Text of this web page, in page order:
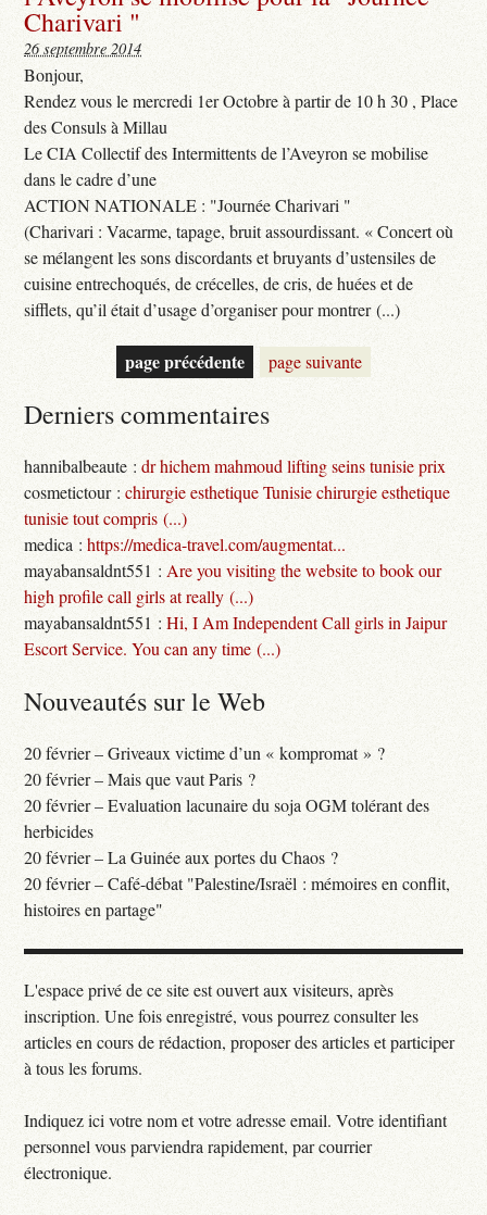
Charivari "
26 septembre 2014
Bonjour,
Rendez vous le mercredi 1er Octobre à partir de 10 h 30 , Place
des Consuls à Millau
Le CIA Collectif des Intermittents de l’Aveyron se mobilise
dans le cadre d’une
ACTION NATIONALE : "Journée Charivari "
(Charivari : Vacarme, tapage, bruit assourdissant. « Concert où
se mélangent les sons discordants et bruyants d’ustensiles de
cuisine entrechoqués, de crécelles, de cris, de huées et de
sifflets, qu’il était d’usage d’organiser pour montrer (...)
page précédente page suivante
Derniers commentaires
hannibalbeaute :dr hichem mahmoud lifting seins tunisie prix
cosmetictour :chirurgie esthetique Tunisie chirurgie esthetique
tunisie tout compris (...)
medica :https://medica-travel.com/augmentat...
mayabansaldnt551 :Are you visiting the website to book our
high profile call girls at really (...)
mayabansaldnt551 :Hi, I Am Independent Call girls in Jaipur
Escort Service. You can any time (...)
Nouveautés sur le Web
20 février – Griveaux victime d’un « kompromat » ?
20 février – Mais que vaut Paris ?
20 février – Evaluation lacunaire du soja OGM tolérant des
herbicides
20 février – La Guinée aux portes du Chaos ?
20 février – Café-débat "Palestine/Israël : mémoires en conflit,
histoires en partage"
L'espace privé de ce site est ouvert aux visiteurs, après
inscription. Une fois enregistré, vous pourrez consulter les
articles en cours de rédaction, proposer des articles et participer
à tous les forums.
Indiquez ici votre nom et votre adresse email. Votre identifiant
personnel vous parviendra rapidement, par courrier
électronique.